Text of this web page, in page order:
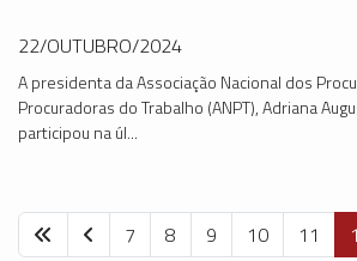
22/OUTUBRO/2024
A presidenta da Associação Nacional dos
Procuradoras do Trabalho (ANPT), Adriana
participou na úl...
7 8 9 10 11